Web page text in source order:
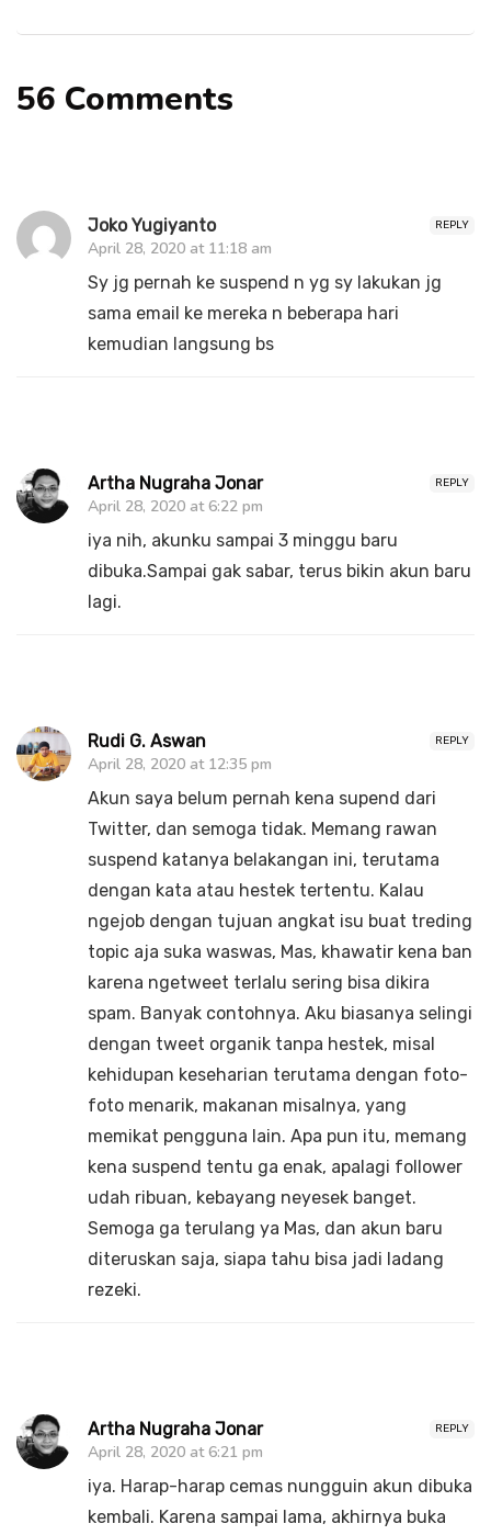
56 Comments
REPLY
Joko Yugiyanto
April 28, 2020 at 11:18 am
Sy jg pernah ke suspend n yg sy lakukan jg
sama email ke mereka n beberapa hari
kemudian langsung bs
REPLY
Artha Nugraha Jonar
April 28, 2020 at 6:22 pm
iya nih, akunku sampai 3 minggu baru
dibuka.Sampai gak sabar, terus bikin akun baru
lagi.
REPLY
Rudi G. Aswan
April 28, 2020 at 12:35 pm
Akun saya belum pernah kena supend dari
Twitter, dan semoga tidak. Memang rawan
suspend katanya belakangan ini, terutama
dengan kata atau hestek tertentu. Kalau
ngejob dengan tujuan angkat isu buat treding
topic aja suka waswas, Mas, khawatir kena ban
karena ngetweet terlalu sering bisa dikira
spam. Banyak contohnya. Aku biasanya selingi
dengan tweet organik tanpa hestek, misal
kehidupan keseharian terutama dengan foto-
foto menarik, makanan misalnya, yang
memikat pengguna lain. Apa pun itu, memang
kena suspend tentu ga enak, apalagi follower
udah ribuan, kebayang neyesek banget.
Semoga ga terulang ya Mas, dan akun baru
diteruskan saja, siapa tahu bisa jadi ladang
rezeki.
REPLY
Artha Nugraha Jonar
April 28, 2020 at 6:21 pm
iya. Harap-harap cemas nungguin akun dibuka
kembali. Karena sampai lama, akhirnya buka